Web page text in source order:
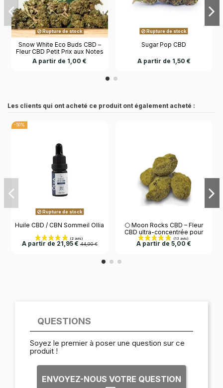
Rupture de stock
Snow White Eco Buds CBD –
Fleur CBD Petit Prix aux Notes
Douces et Résineuses
A partir de 1,00 €
Rupture de stock
Sugar Pop CBD
A partir de 1,50 €
Les clients qui ont acheté ce produit ont également acheté :
-50%
Rupture de stock
Huile CBD / CBN Sommeil Ollia
A partir de 21,95 €44,90 €
🌕 Moon Rocks CBD – Fleur
CBD ultra-concentrée pour
détente intense
A partir de 5,00 €
QUESTIONS
Soyez le premier à poser une question sur ce
produit !
ENVOYEZ-NOUS VOTRE QUESTION